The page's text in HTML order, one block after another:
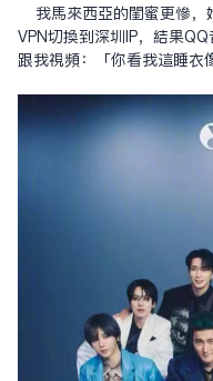
我馬來西亞的閨蜜更慘
VPN切換到深圳IP，結果
跟我視頻：「你看我這睡衣